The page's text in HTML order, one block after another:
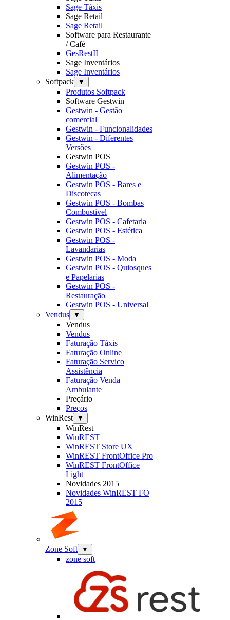
Sage Táxis
Sage Retail
Sage Retail
Software para Restaurante
/ Café
GesRestII
Sage Inventários
Sage Inventários
Softpack
▼
Produtos Softpack
Software Gestwin
Gestwin - Gestão
comercial
Gestwin - Funcionalidades
Gestwin - Diferentes
Versões
Gestwin POS
Gestwin POS -
Alimentação
Gestwin POS - Bares e
Discotecas
Gestwin POS - Bombas
Combustivel
Gestwin POS - Cafetaria
Gestwin POS - Estética
Gestwin POS -
Lavandarias
Gestwin POS - Moda
Gestwin POS - Quiosques
e Papelarias
Gestwin POS -
Restauração
Gestwin POS - Universal
Vendus
▼
Vendus
Vendus
Faturação Táxis
Faturação Online
Faturação Servico
Assistência
Faturação Venda
Ambulante
Preçário
Preços
WinRest
▼
WinRest
WinREST
WinREST Store UX
WinREST FrontOffice Pro
WinREST FrontOffice
Light
Novidades 2015
Novidades WinREST FO
2015
Zone Soft ▼
zone soft